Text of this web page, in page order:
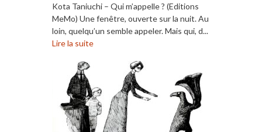
Kota Taniuchi – Qui m’appelle ? (Editions
MeMo) Une fenêtre, ouverte sur la nuit. Au
loin, quelqu’un semble appeler. Mais qui, d...
Lire la suite